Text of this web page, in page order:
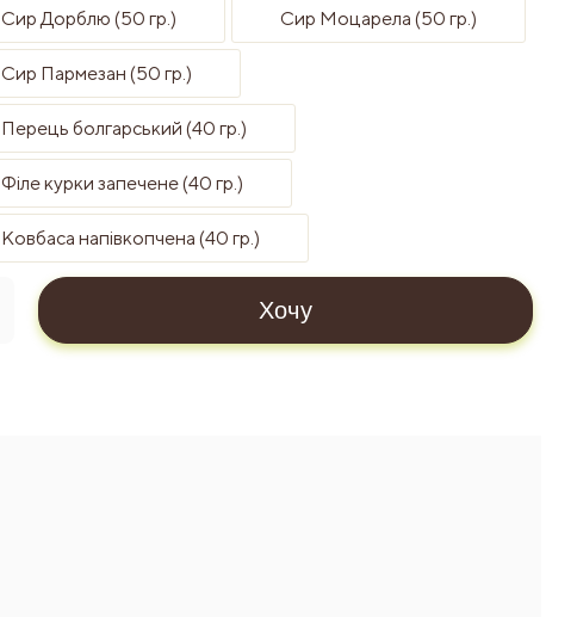
Сир Дорблю (50 гр.) Сир Моцарела (50 гр.)
Сир Пармезан (50 гр.)
Перець болгарський (40 гр.)
Філе курки запечене (40 гр.)
Ковбаса напівкопчена (40 гр.)
Хочу